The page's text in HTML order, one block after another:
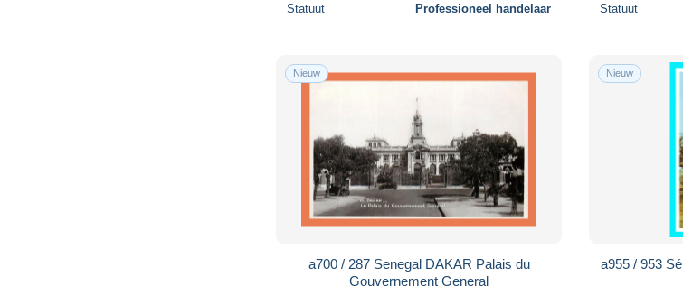
Statuut Professioneel handelaar Statuut
Nieuw
a700 / 287 Senegal DAKAR Palais du
Gouvernement General
Nieuw
a955 / 953